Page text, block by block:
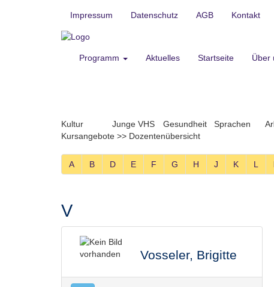
Impressum Datenschutz AGB Kontakt
Programm Aktuelles Startseite Über
Kultur Junge VHS Gesundheit Sprachen
Kursangebote >> Dozentenübersicht
A B D E F G H J K L
V
Vosseler, Brigitte